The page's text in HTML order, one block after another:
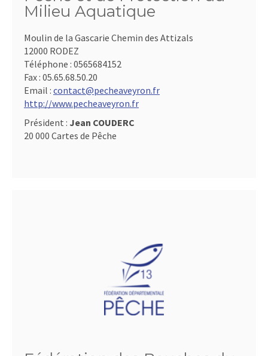
Milieu Aquatique
Moulin de la Gascarie Chemin des Attizals
12000 RODEZ
Téléphone : 0565684152
Fax : 05.65.68.50.20
Email : contact@pecheaveyron.fr
http://www.pecheaveyron.fr
Président : Jean COUDERC
20 000 Cartes de Pêche